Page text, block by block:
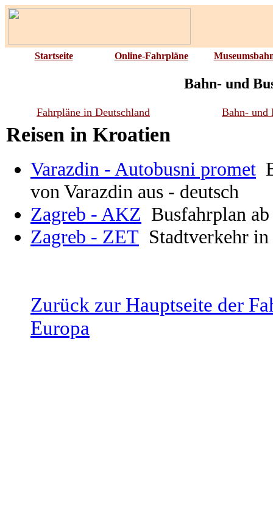
Startseite Online-Fahrpläne
Bahn- und
Fahrpläne in Deutschland Bahn- und
Reisen in Kroatien
Varazdin - Autobusni promet
von Varazdin aus - deutsch
Zagreb - AKZ Busfahrplan
Zagreb - ZET Stadtverkehr
Zurück zur Hauptseite der
Europa